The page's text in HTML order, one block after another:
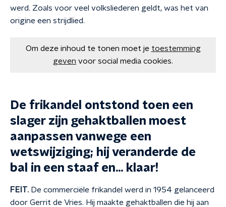
werd. Zoals voor veel volksliederen geldt, was het van
origine een strijdlied.
Om deze inhoud te tonen moet je toestemming
geven voor social media cookies.
De frikandel ontstond toen een
slager zijn gehaktballen moest
aanpassen vanwege een
wetswijziging; hij veranderde de
bal in een staaf en... klaar!
FEIT. De commerciële frikandel werd in 1954 gelanceerd
door Gerrit de Vries. Hij maakte gehaktballen die hij aan